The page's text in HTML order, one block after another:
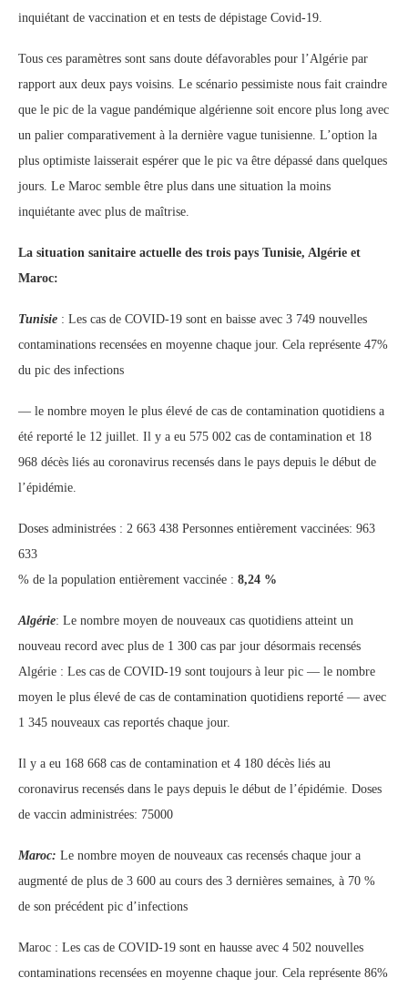
inquiétant de vaccination et en tests de dépistage Covid-19.
Tous ces paramètres sont sans doute défavorables pour l’Algérie par
rapport aux deux pays voisins. Le scénario pessimiste nous fait craindre
que le pic de la vague pandémique algérienne soit encore plus long avec
un palier comparativement à la dernière vague tunisienne. L’option la
plus optimiste laisserait espérer que le pic va être dépassé dans quelques
jours. Le Maroc semble être plus dans une situation la moins
inquiétante avec plus de maîtrise.
La situation sanitaire actuelle des trois pays Tunisie, Algérie et
Maroc:
Tunisie : Les cas de COVID-19 sont en baisse avec 3 749 nouvelles
contaminations recensées en moyenne chaque jour. Cela représente 47%
du pic des infections
— le nombre moyen le plus élevé de cas de contamination quotidiens a
été reporté le 12 juillet. Il y a eu 575 002 cas de contamination et 18
968 décès liés au coronavirus recensés dans le pays depuis le début de
l’épidémie.
Doses administrées : 2 663 438 Personnes entièrement vaccinées: 963
633
% de la population entièrement vaccinée : 8,24 %
Algérie: Le nombre moyen de nouveaux cas quotidiens atteint un
nouveau record avec plus de 1 300 cas par jour désormais recensés
Algérie : Les cas de COVID-19 sont toujours à leur pic — le nombre
moyen le plus élevé de cas de contamination quotidiens reporté — avec
1 345 nouveaux cas reportés chaque jour.
Il y a eu 168 668 cas de contamination et 4 180 décès liés au
coronavirus recensés dans le pays depuis le début de l’épidémie. Doses
de vaccin administrées: 75000
Maroc: Le nombre moyen de nouveaux cas recensés chaque jour a
augmenté de plus de 3 600 au cours des 3 dernières semaines, à 70 %
de son précédent pic d’infections
Maroc : Les cas de COVID-19 sont en hausse avec 4 502 nouvelles
contaminations recensées en moyenne chaque jour. Cela représente 86%